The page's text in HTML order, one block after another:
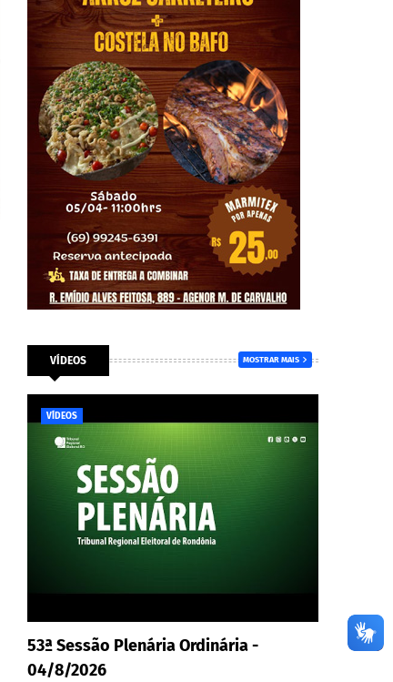
VÍDEOS MOSTRAR MAIS
VÍDEOS
53ª Sessão Plenária Ordinária -
04/8/2026